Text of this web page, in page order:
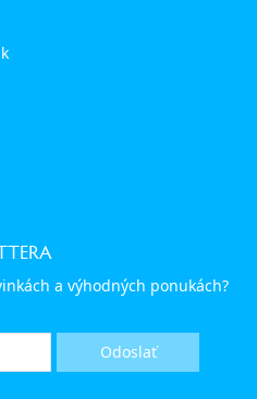
a výhodných ponukách?